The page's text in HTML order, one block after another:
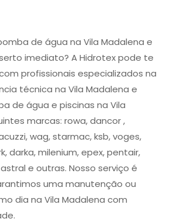
de água na Vila Madalena e
imediato? A Hidrotex pode te
profissionais especializados na
técnica na Vila Madalena e
de água e piscinas na Vila
marcas: rowa, dancor ,
wag, starmac, ksb, voges,
darka, milenium, epex, pentair,
e outras. Nosso serviço é
uma manutenção ou
dia na Vila Madalena com